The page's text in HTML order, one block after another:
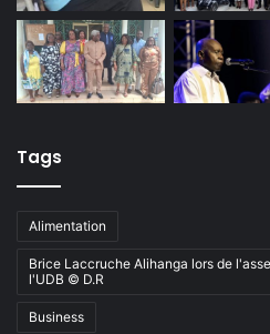
Tags
Alimentation
Brice Laccruche Alihanga lors de
l'UDB © D.R
Business